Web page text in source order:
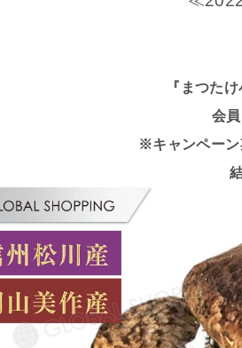
『まつた
会
※キャンペー